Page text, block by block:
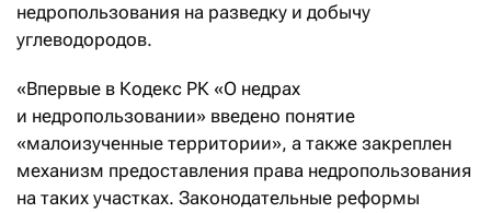
недропользования на разведку и добычу
углеводородов.
«Впервые в Кодекс РК «О недрах
и недропользовании» введено понятие
«малоизученные территории», а также закреплен
механизм предоставления права недропользования
на таких участках. Законодательные реформы